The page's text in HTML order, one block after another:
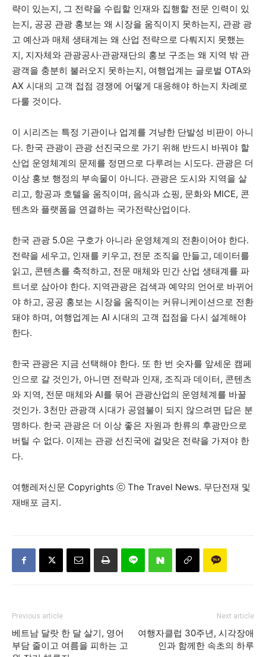
략이 있는지, 그 전략을 수립할 인재와 집행할 전문 인력이 있
는지, 공공 관광 홍보는 왜 시장을 움직이지 못하는지, 관광 광
고 예산과 매체 생태계는 왜 산업 전략으로 다뤄지지 못했는
지, 지자체와 관광공사·관광재단의 홍보 구조는 왜 지역 밖 관
광객을 충분히 불러오지 못하는지, 여행업계는 글로벌 OTA와
AX 시대의 고객 접점 경쟁에 어떻게 대응해야 하는지 차례로
다룰 것이다.
이 시리즈는 특정 기관이나 업계를 겨냥한 단발성 비판이 아니
다. 한국 관광이 관광 선진국으로 가기 위해 반드시 바꿔야 할
산업 운영체계의 문제를 정면으로 다루려는 시도다. 관광은 더
이상 홍보 행정의 부속물이 아니다. 관광은 도시와 지역을 살
리고, 항공과 호텔을 움직이며, 음식과 쇼핑, 문화와 MICE, 콘
텐츠와 플랫폼을 연결하는 국가전략산업이다.
한국 관광 5.0은 구호가 아니라 운영체계의 전환이어야 한다.
전략을 세우고, 인재를 키우고, 전문 조직을 만들고, 데이터를
읽고, 콘텐츠를 축적하고, 전문 매체와 민간 산업 생태계를 파
트너로 삼아야 한다. 지역관광은 검색과 예약의 언어로 바뀌어
야 하고, 공공 홍보는 시장을 움직이는 커뮤니케이션으로 전환
돼야 하며, 여행업계는 AI 시대의 고객 접점을 다시 설계해야
한다.
한국 관광은 지금 선택해야 한다. 또 한 번 숫자를 앞세운 캠페
인으로 갈 것인가, 아니면 전략과 인재, 조직과 데이터, 콘텐츠
와 지역, 전문 매체와 AI를 묶어 관광산업의 운영체계를 바꿀
것인가. 3천만 관광객 시대가 공염불이 되지 않으려면 답은 분
명하다. 한국 관광은 더 이상 좋은 자원과 한류의 후광만으로
버틸 수 없다. 이제는 관광 선진국에 걸맞은 전략을 가져야 한
다.
여행레저신문 Copyrights ⓒ The Travel News. 무단전재 및
재배포 금지.
Previous article
베트남 달랏 한 달 살기, 영어
부담 줄이고 여름을 피하는 고
Next article
여행자클럽 30주년, 시각장애
인과 함께한 속초의 하루